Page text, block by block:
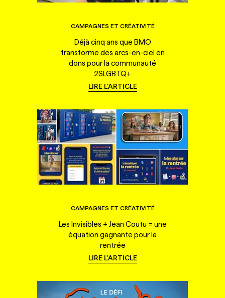
CAMPAGNES ET CRÉATIVITÉ
Déjà cinq ans que BMO
transforme des arcs-en-ciel en
dons pour la communauté
2SLGBTQ+
LIRE L'ARTICLE
CAMPAGNES ET CRÉATIVITÉ
Les Invisibles + Jean Coutu = une
équation gagnante pour la
rentrée
LIRE L'ARTICLE